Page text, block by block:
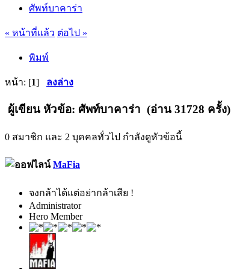
ศัพท์บาคาร่า
« หน้าที่แล้ว ต่อไป »
พิมพ์
หน้า: [1] ลงล่าง
ผู้เขียน หัวข้อ: ศัพท์บาคาร่า (อ่าน 31728 ครั้ง)
0 สมาชิก และ 2 บุคคลทั่วไป กำลังดูหัวข้อนี้
MaFia
จงกล้าได้แต่อย่ากล้าเสีย !
Administrator
Hero Member